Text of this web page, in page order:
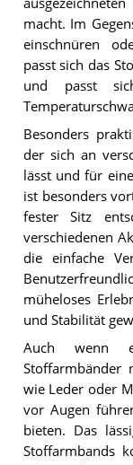
macht. Im
einschnüren
passt sich das
und passt
Besonders
der sich an
lässt und für
ist besonders
fester Sitz
verschiedenen
die einfache
müheloses
und Stabilität
Auch wenn
Stoffarmbänder
wie Leder oder
vor Augen
bieten. Das
Stoffarmbands